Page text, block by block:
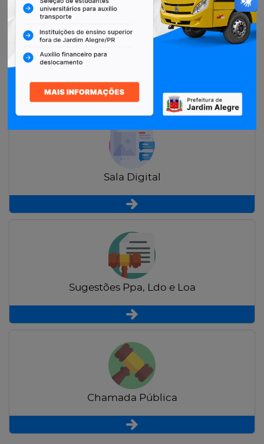
Restituição de Contribuintes
Sala Digital
Sugestões Ppa, Ldo e Loa
Chamada Pública